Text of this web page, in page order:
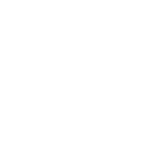
zadbać o bezpieczeństwo, dostęp do
szansa na wzmocnienie więzi między
Taka zmiana scenerii może przynieść